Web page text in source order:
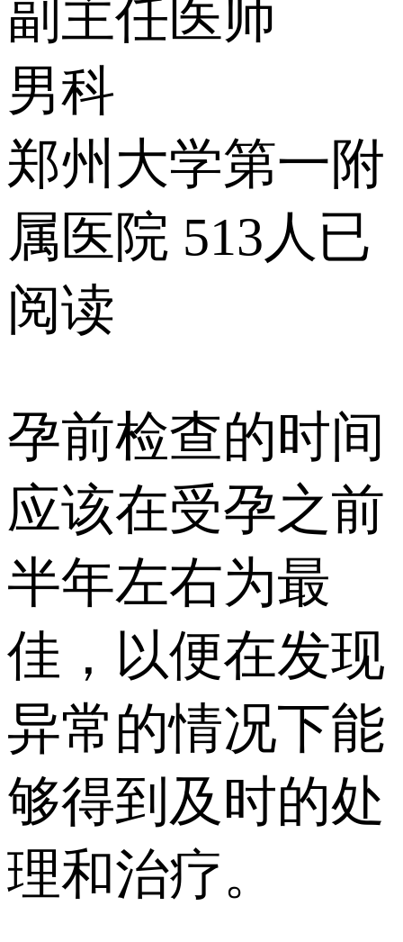
副主任医师
男科
郑州大学第一附
属医院 513人已
阅读
孕前检查的时间
应该在受孕之前
半年左右为最
佳，以便在发现
异常的情况下能
够得到及时的处
理和治疗。